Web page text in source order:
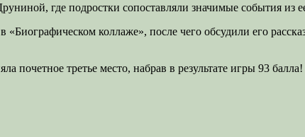
где подростки сопоставляли значимые события из
коллаже», после чего обсудили его
почетное третье место, набрав в результате игры 93